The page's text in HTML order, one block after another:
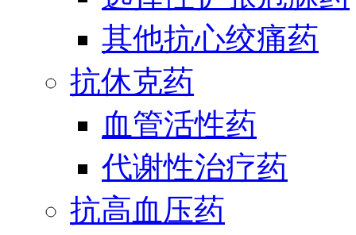
其他抗心绞痛药
抗休克药
血管活性药
代谢性治疗药
抗高血压药